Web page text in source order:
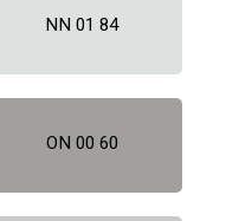
NN 01 84
ON 00 60